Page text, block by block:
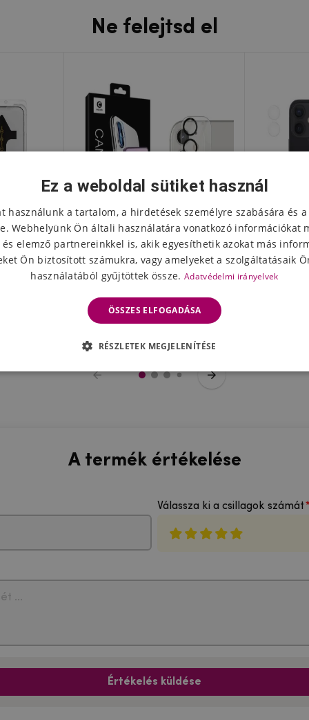
Ne felejtsd el
MCL edzett üvegből készült
kamera lencse az iPhone 12
készüléken
4748 FtKészleten
A termék értékelése
Válassza ki a csillagok számát
Értékelés küldése
Ez a weboldal sütiket használ
használunk a tartalom, a hirdetések személyre szabására és
Webhelyünk Ön általi használatára vonatkozó információkat
elemző partnereinkkel is, akik egyesíthetik azokat más
Ön biztosított számukra, vagy amelyeket a szolgáltatásaik
használatából gyűjtöttek össze. Adatvédelmi irányelvek
ÖSSZES ELFOGADÁSA
RÉSZLETEK MEGJELENÍTÉSE